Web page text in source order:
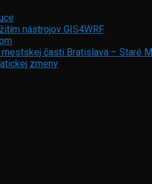
nástrojov GIS4WRF
časti Bratislava – Staré
zmeny